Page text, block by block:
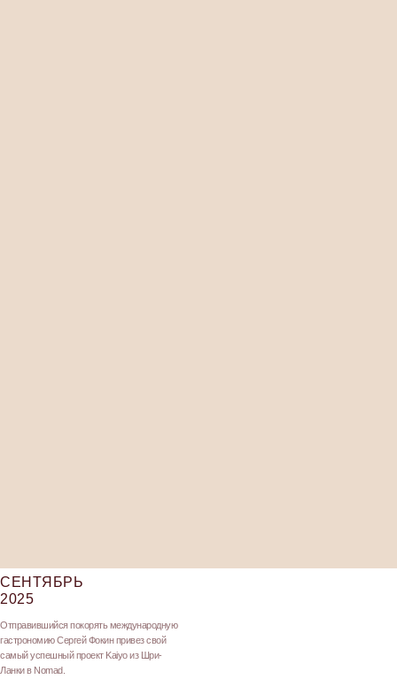
2025
СЕНТЯБРЬ
Отправившийся покорять международную
гастрономию Сергей Фокин привез свой
самый успешный проект Kaiyo из Шри-
Ланки в Nomad.